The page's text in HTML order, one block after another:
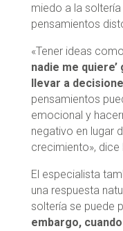
miedo a la
pensamientos
«Tener ideas como
nadie me
llevar a
pensamientos
emocional y
negativo en lugar
crecimiento», dice
El especialista
una respuesta
soltería se puede
embargo,